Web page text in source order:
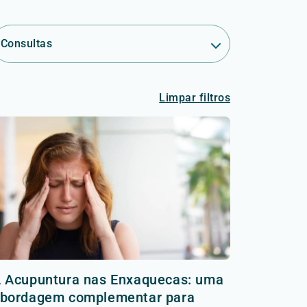
Consultas
Limpar filtros
Acupuntura nas Enxaquecas: uma
complementar para